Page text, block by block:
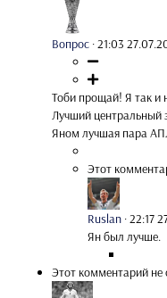
Вопрос ·21:03
Тоби прощай! Я так и
Лучший центральный
Яном лучшая пара
Этот
Ruslan ·22:17
Ян был лучше.
Этот комментарий не